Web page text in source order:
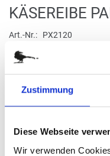
Zustimmung
Diese Webseite
Wir verwenden
Zum
Anfang
der
Bildergalerie
springen
KÄSEREIBE
Art.-Nr.
PX2120
Reibe im Holzkasten mit
verfügbar
Stück